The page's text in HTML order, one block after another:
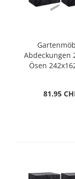
Abdeckungen
Ösen
81.95